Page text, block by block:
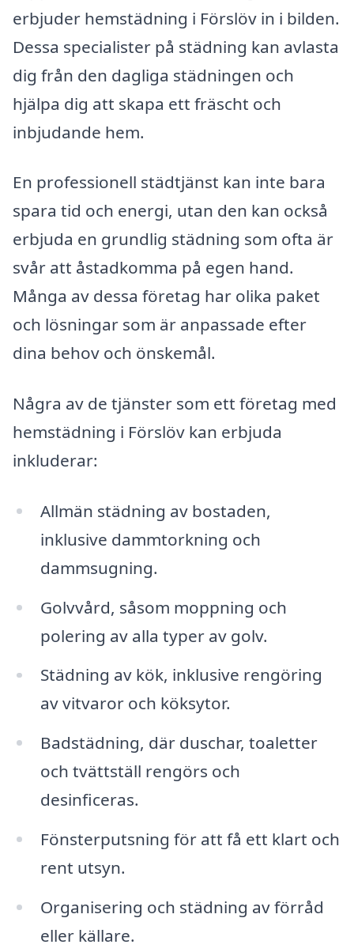
erbjuder hemstädning i Förslöv in i bilden.
Dessa specialister på städning kan avlasta
dig från den dagliga städningen och
hjälpa dig att skapa ett fräscht och
inbjudande hem.
En professionell städtjänst kan inte bara
spara tid och energi, utan den kan också
erbjuda en grundlig städning som ofta är
svår att åstadkomma på egen hand.
Många av dessa företag har olika paket
och lösningar som är anpassade efter
dina behov och önskemål.
Några av de tjänster som ett företag med
hemstädning i Förslöv kan erbjuda
inkluderar:
Allmän städning av bostaden,
inklusive dammtorkning och
dammsugning.
Golvvård, såsom moppning och
polering av alla typer av golv.
Städning av kök, inklusive rengöring
av vitvaror och köksytor.
Badstädning, där duschar, toaletter
och tvättställ rengörs och
desinficeras.
Fönsterputsning för att få ett klart och
rent utsyn.
Organisering och städning av förråd
eller källare.